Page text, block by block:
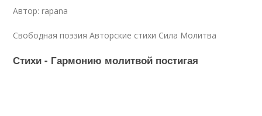
Автор: rapana
Свободная поэзия Авторские стихи Сила Молитва
Стихи - Гармонию молитвой постигая